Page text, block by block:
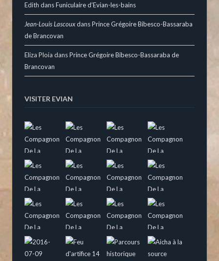
Edith dansFuniculaire d’Evian-les-bains
Jean-Louis LascouxdansPrince Grégoire Bibesco-Bassaraba
de Brancovan
Eliza Ploia dansPrince Grégoire Bibesco-Bassaraba de
Brancovan
VISITER EVIAN